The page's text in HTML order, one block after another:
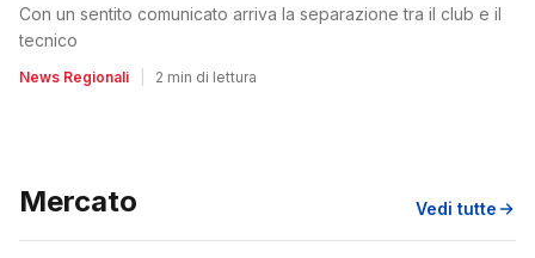
Con un sentito comunicato arriva la separazione tra il club e il
tecnico
News Regionali 2 min di lettura
Mercato Vedi tutte